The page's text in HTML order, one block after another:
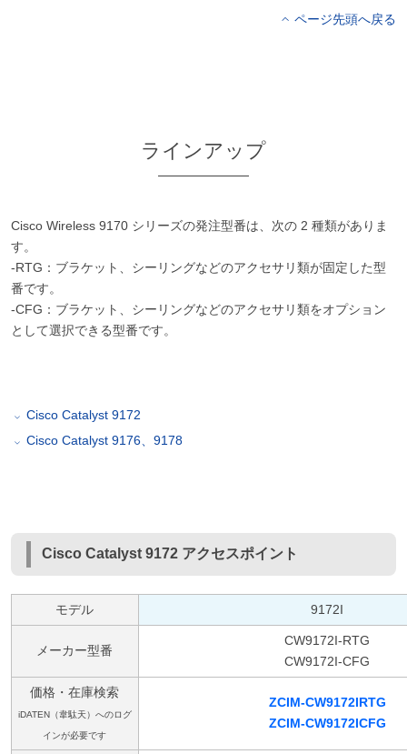
ページ先頭へ戻る
ラインアップ
Cisco Wireless 9170 シリーズの発注型番は、次の 2 種類がありま
す。
-RTG：ブラケット、シーリングなどのアクセサリ類が固定した型
番です。
-CFG：ブラケット、シーリングなどのアクセサリ類をオプション
として選択できる型番です。
Cisco Catalyst 9172
Cisco Catalyst 9176、9178
Cisco Catalyst 9172 アクセスポイント
モデル 9172I
メーカー型番
CW9172I-RTG
CW9172I-CFG
価格・在庫検索
iDATEN（韋駄天）へのログ
インが必要です
ZCIM-CW9172IRTG
ZCIM-CW9172ICFG